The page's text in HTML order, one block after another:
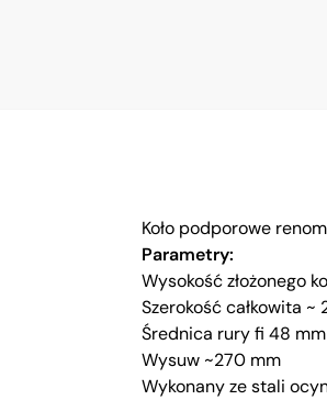
Koło podporowe
Parametry:
Wysokość złożonego
Szerokość całkowita ~
Średnica rury fi 48 mm
Wysuw ~270 mm
Wykonany ze stali